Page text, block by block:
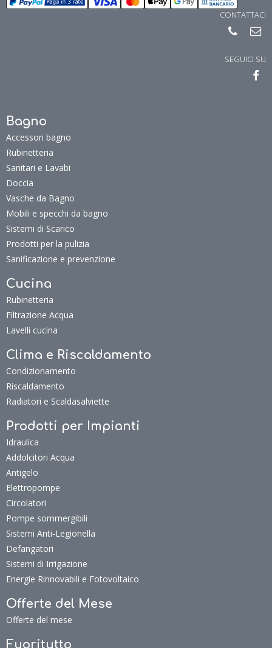
CONTATTACI
SEGUICI SU
Bagno
Accessori bagno
Rubinetteria
Sanitari e Lavabi
Doccia
Vasche da Bagno
Mobili e specchi da bagno
Sistemi di Scarico
Prodotti per la pulizia
Sanificazione e prevenzione
Cucina
Rubinetteria
Filtrazione Acqua
Lavelli cucina
Clima e Riscaldamento
Condizionamento
Riscaldamento
Radiatori e Scaldasalviette
Prodotti per Impianti
Idraulica
Addolcitori Acqua
Antigelo
Elettropompe
Circolatori
Pompe sommergibili
Sistemi Anti-Legionella
Defangatori
Sistemi di Irrigazione
Energie Rinnovabili e Fotovoltaico
Offerte del Mese
Offerte del mese
Fuoritutto